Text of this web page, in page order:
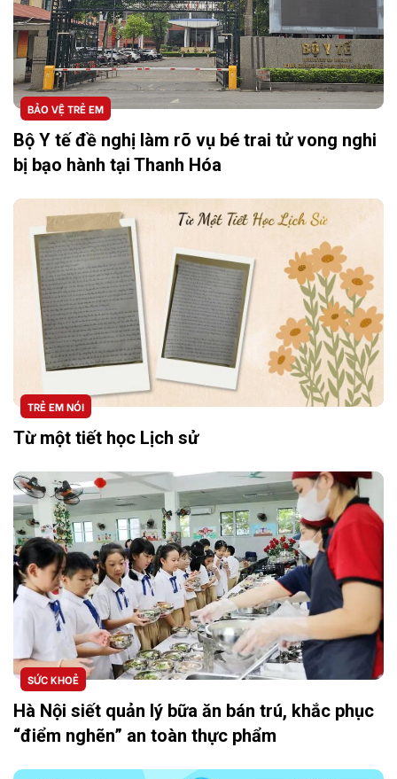
BẢO VỆ TRẺ EM
Bộ Y tế đề nghị làm rõ vụ bé trai tử vong nghi
bị bạo hành tại Thanh Hóa
TRẺ EM NÓI
Từ một tiết học Lịch sử
SỨC KHOẺ
Hà Nội siết quản lý bữa ăn bán trú, khắc phục
“điểm nghẽn” an toàn thực phẩm